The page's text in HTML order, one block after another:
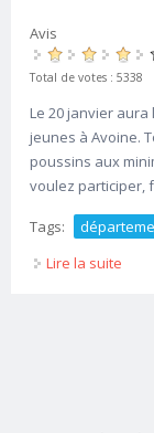
Avis
Total de votes : 5338
Le 20 janvier
jeunes à Avoine.
poussins aux
voulez participer,
Tags:
Lire la suite